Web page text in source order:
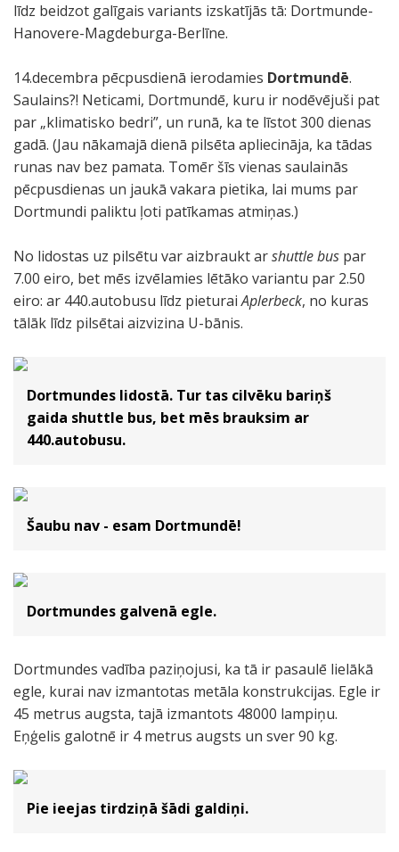
līdz beidzot galīgais variants izskatījās tā: Dortmunde-
Hanovere-Magdeburga-Berlīne.
14.decembra pēcpusdienā ierodamies Dortmundē.
Saulains?! Neticami, Dortmundē, kuru ir nodēvējuši pat
par „klimatisko bedri”, un runā, ka te līstot 300 dienas
gadā. (Jau nākamajā dienā pilsēta apliecināja, ka tādas
runas nav bez pamata. Tomēr šīs vienas saulainās
pēcpusdienas un jaukā vakara pietika, lai mums par
Dortmundi paliktu ļoti patīkamas atmiņas.)
No lidostas uz pilsētu var aizbraukt arshuttle bus par
7.00 eiro, bet mēs izvēlamies lētāko variantu par 2.50
eiro: ar 440.autobusu līdz pieturaiAplerbeck, no kuras
tālāk līdz pilsētai aizvizina U-bānis.
Dortmundes lidostā. Tur tas cilvēku bariņš
gaida shuttle bus, bet mēs brauksim ar
440.autobusu.
Šaubu nav - esam Dortmundē!
Dortmundes galvenā egle.
Dortmundes vadība paziņojusi, ka tā ir pasaulē lielākā
egle, kurai nav izmantotas metāla konstrukcijas. Egle ir
45 metrus augsta, tajā izmantots 48000 lampiņu.
Eņģelis galotnē ir 4 metrus augsts un sver 90 kg.
Pie ieejas tirdziņā šādi galdiņi.